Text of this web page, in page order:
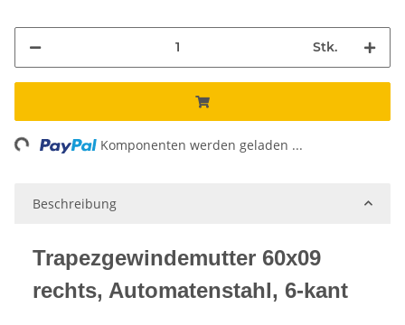
Stk.
Komponenten werden geladen ...
Beschreibung
Trapezgewindemutter 60x09
rechts, Automatenstahl, 6-kant